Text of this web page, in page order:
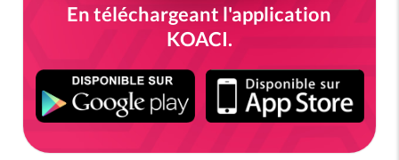
En téléchargeant l'application
KOACI.